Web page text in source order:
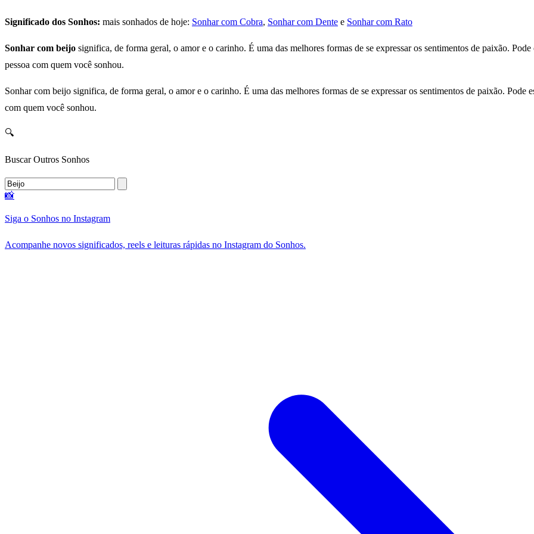
Significado dos Sonhos: mais sonhados de hoje: Sonhar com Cobra, Sonhar com Dente e Sonhar com Rato
Sonhar com beijo significa, de forma geral, o amor e o carinho. É uma das melhores formas de se expressar os sentimentos de paixão.
pessoa com quem você sonhou.
Sonhar com beijo significa, de forma geral, o amor e o carinho. É uma das melhores formas de se expressar os sentimentos de paixão. Pode
com quem você sonhou.
🔍
Buscar Outros Sonhos
📸
Siga o Sonhos no Instagram
Acompanhe novos significados, reels e leituras rápidas no Instagram do Sonhos.